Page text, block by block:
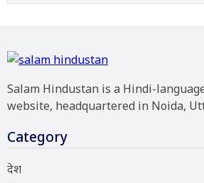
Salam Hindustan is a Hindi-
website, headquartered in Noida,
Category
देश